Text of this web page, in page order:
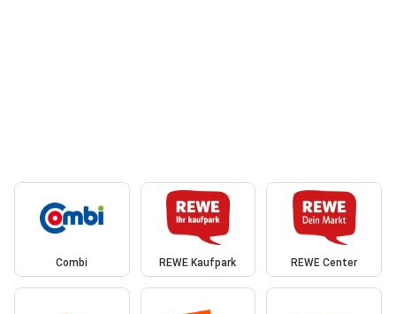
Combi REWE Kaufpark REWE Center